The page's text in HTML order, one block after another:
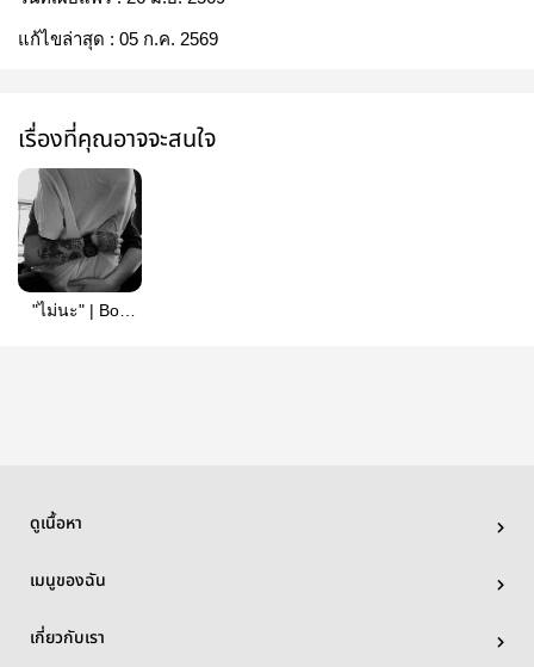
แก้ไขล่าสุด : 05 ก.ค. 2569
เรื่องที่คุณอาจจะสนใจ
"ไม่นะ" | Boy
ดูเนื้อหา
เมนูของฉัน
เกี่ยวกับเรา